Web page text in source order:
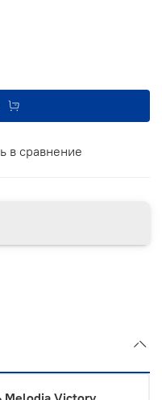
в сравнение